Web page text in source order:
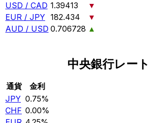
USD / CAD 1.39413
▼
EUR / JPY 182.434
▼
AUD / USD 0.706728 ▲
中央銀行レート
通貨
金利
JPY 0.75%
CHF 0.00%